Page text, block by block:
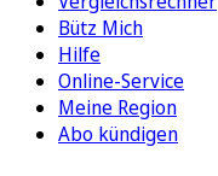
Bütz Mich
Hilfe
Online-Service
Meine Region
Abo kündigen